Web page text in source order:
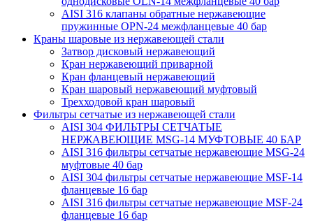
AISI 316 клапаны обратные нержавеющие
пружинные OPN-24 межфланцевые 40 бар
Краны шаровые из нержавеющей стали
Затвор дисковый нержавеющий
Кран нержавеющий приварной
Кран фланцевый нержавеющий
Кран шаровый нержавеющий муфтовый
Трехходовой кран шаровый
Фильтры сетчатые из нержавеющей стали
AISI 304 ФИЛЬТРЫ СЕТЧАТЫЕ
НЕРЖАВЕЮЩИЕ MSG-14 МУФТОВЫЕ 40 БАР
AISI 316 фильтры сетчатые нержавеющие MSG-24
муфтовые 40 бар
AISI 304 фильтры сетчатые нержавеющие MSF-14
фланцевые 16 бар
AISI 316 фильтры сетчатые нержавеющие MSF-24
фланцевые 16 бар